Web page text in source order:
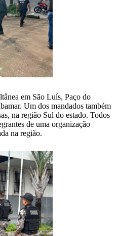
em São Luís, Paço do
Um dos mandados também
na região Sul do estado. Todos
de uma organização
na região.